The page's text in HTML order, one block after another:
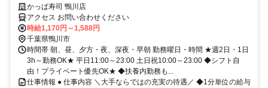
有★短時間OK★履歴書不要
かっぱ寿司 鴨川店
アクセス お問い合わせください
時給1,170円～1,588円
千葉県鴨川市
時間帯 朝、昼、夕方・夜、深夜・早朝 勤務曜日・時間 ★週2日・1日
3h～勤務OK★ 平日11:00～23:00 土日祝10:00～23:00 ◆シフト自
由！プライベート優先OK★ ◆扶養内勤務も...
仕事情報 ● 仕事内容 ＼大手ならではの充実の待遇／ ◆1分単位の給与